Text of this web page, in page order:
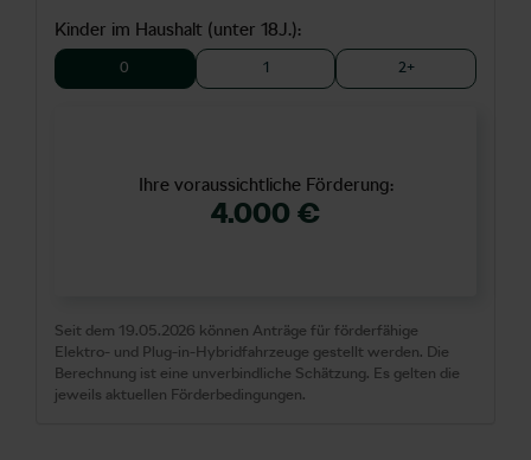
Kinder im Haushalt (unter 18J.):
0 1 2+
Ihre voraussichtliche Förderung:
4.000 €
Seit dem 19.05.2026 können Anträge für förderfähige
Elektro- und Plug-in-Hybridfahrzeuge gestellt werden. Die
Berechnung ist eine unverbindliche Schätzung. Es gelten die
jeweils aktuellen Förderbedingungen.